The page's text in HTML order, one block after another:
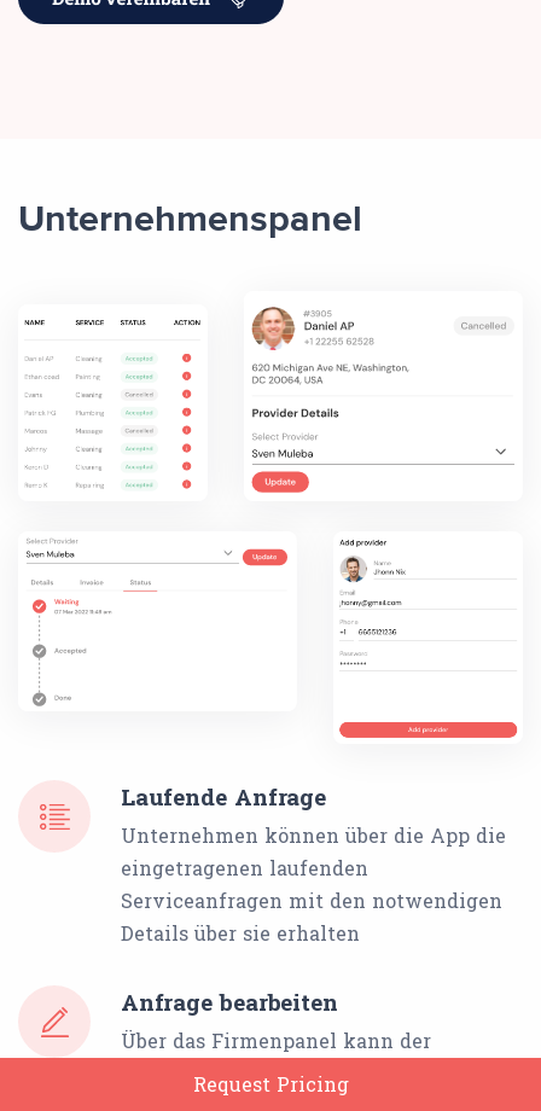
Unternehmenspanel
Laufende Anfrage
Unternehmen können über die App die
eingetragenen laufenden
Serviceanfragen mit den notwendigen
Details über sie erhalten
Anfrage bearbeiten
Über das Firmenpanel kann der
Eigentümer Änderungen an den
Request Pricing